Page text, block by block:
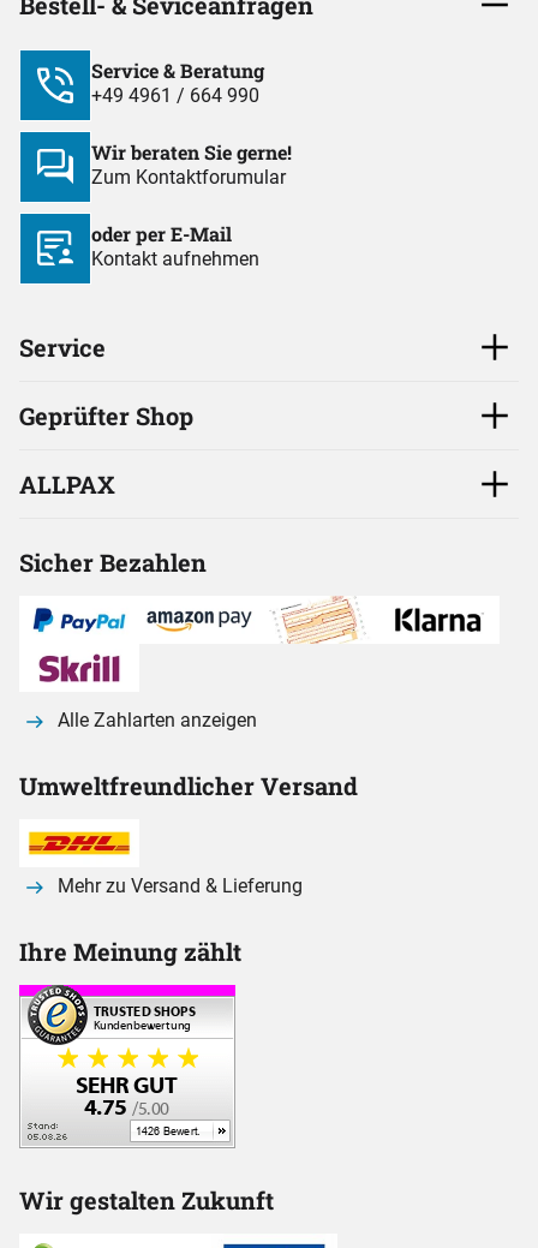
Service & Beratung
+49 4961 / 664 990
Wir beraten Sie gerne!
Zum Kontaktforumular
oder per E-Mail
Kontakt aufnehmen
Service
Geprüfter Shop
ALLPAX
Sicher Bezahlen
Alle Zahlarten anzeigen
Umweltfreundlicher Versand
Mehr zu Versand & Lieferung
Ihre Meinung zählt
Wir gestalten Zukunft